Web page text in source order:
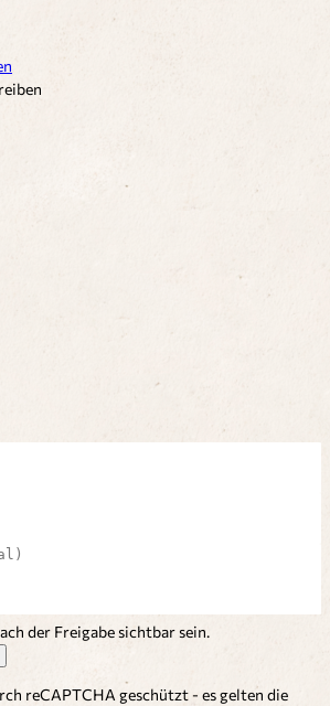
der Freigabe sichtbar sein.
reCAPTCHA geschützt - es gelten die